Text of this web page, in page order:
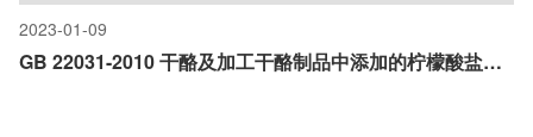
2023-01-09
GB 22031-2010 干酪及加工干酪制品中添加的柠檬酸盐的测定